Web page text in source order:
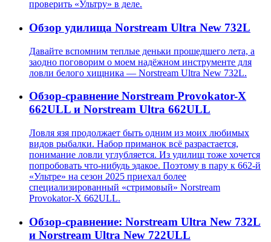
проверить «Ультру» в деле.
Обзор удилища Norstream Ultra New 732L
Давайте вспомним теплые деньки прошедшего лета, а
заодно поговорим о моем надёжном инструменте для
ловли белого хищника — Norstream Ultra New 732L.
Обзор-сравнение Norstream Provokator-X
662ULL и Norstream Ultra 662ULL
Ловля язя продолжает быть одним из моих любимых
видов рыбалки. Набор приманок всё разрастается,
понимание ловли углубляется. Из удилищ тоже хочется
попробовать что-нибудь эдакое. Поэтому в пару к 662-й
«Ультре» на сезон 2025 приехал более
специализированный «стримовый» Norstream
Provokator-X 662ULL.
Обзор-сравнение: Norstream Ultra New 732L
и Norstream Ultra New 722ULL